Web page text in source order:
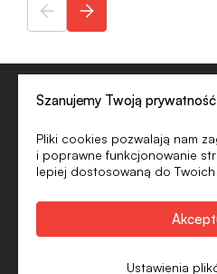
Firma Usługi Kariera
Kontakt
Copyright © 2026
Polityka
Szanujemy Twoją prywatność
Pliki cookies pozwalają nam
i poprawne funkcjonowanie
lepiej dostosowaną do
Ustawienia